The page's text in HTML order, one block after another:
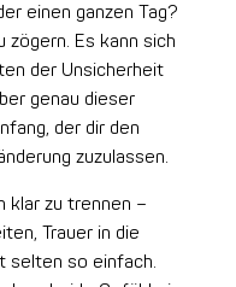
einen ganzen Tag?
zögern. Es kann sich
der Unsicherheit
genau dieser
der dir den
zuzulassen.
klar zu trennen –
Trauer in die
selten so einfach.